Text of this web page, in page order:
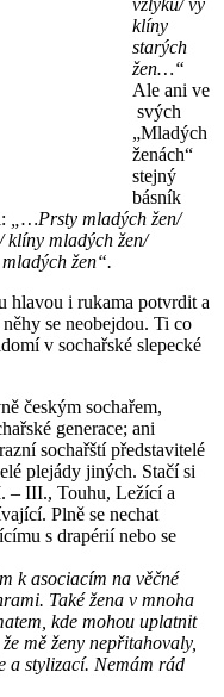
klíny
starých
žen…“
Ale ani ve
svých
„Mladých
ženách“
stejný
básník
„…Prsty mladých žen/
klíny mladých žen/
žen“.
hlavou i rukama potvrdit a
se neobejdou. Ti co
v sochařské slepecké
českým sochařem,
generace; ani
sochařští představitelé
plejády jiných. Stačí si
– III., Touhu, Ležící a
Plně se nechat
s drapérií nebo se
k asociacím na věčné
Také žena v mnoha
kde mohou uplatnit
mě ženy nepřitahovaly,
a stylizací. Nemám rád